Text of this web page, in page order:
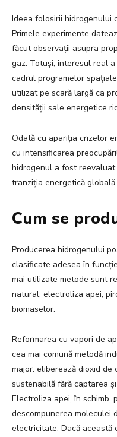
Ideea folosirii hidrogenului
Primele experimente
făcut observații asupra
gaz. Totuși, interesul real
cadrul programelor
utilizat pe scară largă ca
densității sale energetice
Odată cu apariția crizelor
cu intensificarea
hidrogenul a fost
tranziția energetică globală.
Cum se
Producerea hidrogenului
clasificate adesea în
mai utilizate metode sunt
natural, electroliza apei,
biomaselor.
Reformarea cu vapori de
cea mai comună metodă
major: eliberează dioxid de
sustenabilă fără captarea
Electroliza apei, în schimb,
descompunerea moleculei
electricitate. Dacă această